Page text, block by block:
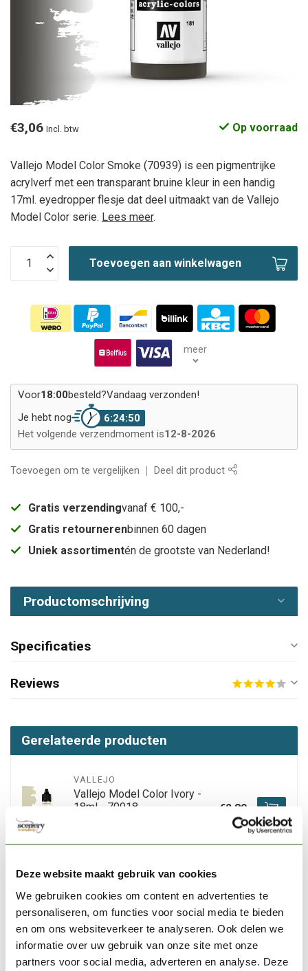
Deze website maakt gebruik van cookies
We gebruiken cookies om content en advertenties te
personaliseren, om functies voor social media te bieden
en om ons websiteverkeer te analyseren. Ook delen we
informatie over uw gebruik van onze site met onze
partners voor social media, adverteren en analyse. Deze
€3,06 Incl. btw Op voorraad
Vallejo Model Color Smoke (70939) is een pigmentrijke
acrylverf met een transparant bruine kleur in een handig
17ml. eyedropper flesje dat deel uitmaakt van de Vallejo
Model Color serie. Lees meer.
Toevoegen aan winkelwagen
meer
Voor18:00besteld?Vandaag verzonden!
Je hebt nog
6:24:50
Het volgende verzendmoment is12-8-2026
Toevoegen om te vergelijken Deel dit product
Gratis verzendingvanaf € 100,-
Gratis retournerenbinnen 60 dagen
Uniek assortimentén de grootste van Nederland!
Productomschrijving
Specificaties
Reviews
Gerelateerde producten
VALLEJO
Vallejo Model Color Ivory -
18ml - 70918
€2,89
VALLEJO
Vallejo Model Color Dark
Op voorraad
€3,06